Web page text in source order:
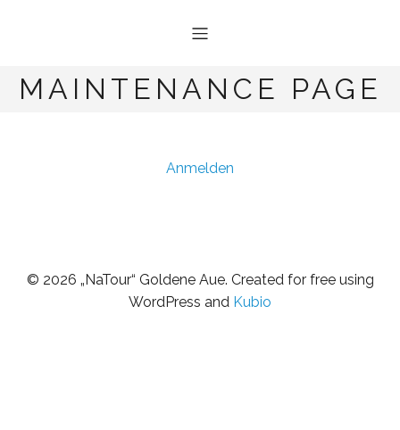
MAINTENANCE PAGE
Anmelden
© 2026 „NaTour“ Goldene Aue. Created for free using
WordPress and Kubio